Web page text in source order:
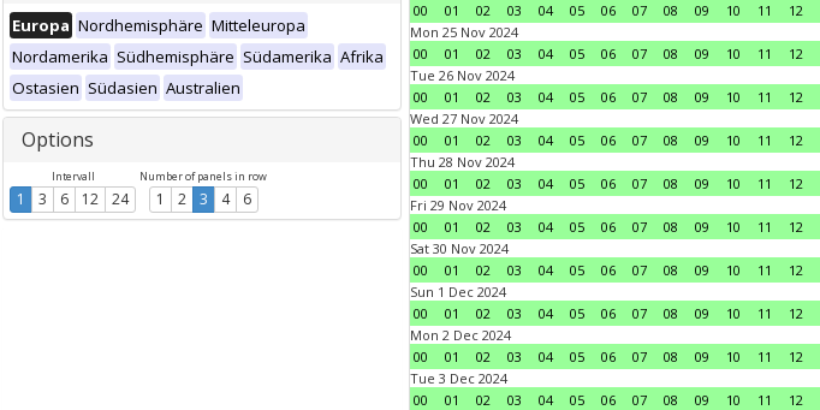
Europa Nordhemisphäre Mitteleuropa
Nordamerika Südhemisphäre Südamerika Afrika
Ostasien Südasien Australien
Options
Intervall
1 3 6 12 24
Number of panels in row
1 2 3 4 6
00
01 02 03 04 05 06 07 08 09 10 11 12
Mon 25 Nov 2024
00
01 02 03 04 05 06 07 08 09 10 11 12
Tue 26 Nov 2024
00
01 02 03 04 05 06 07 08 09 10 11 12
Wed 27 Nov 2024
00
01 02 03 04 05 06 07 08 09 10 11 12
Thu 28 Nov 2024
00
01 02 03 04 05 06 07 08 09 10 11 12
Fri 29 Nov 2024
00
01 02 03 04 05 06 07 08 09 10 11 12
Sat 30 Nov 2024
00
01 02 03 04 05 06 07 08 09 10 11 12
Sun 1 Dec 2024
00
01 02 03 04 05 06 07 08 09 10 11 12
Mon 2 Dec 2024
00
01 02 03 04 05 06 07 08 09 10 11 12
Tue 3 Dec 2024
00
01 02 03 04 05 06 07 08 09 10 11 12